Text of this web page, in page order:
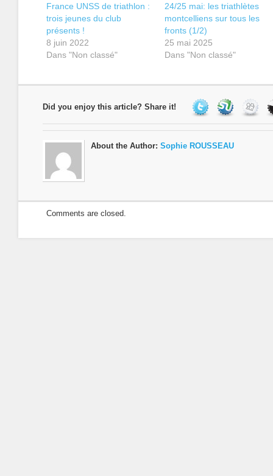
France UNSS de triathlon :
trois jeunes du club
présents !
8 juin 2022
Dans "Non classé"
24/25 mai: les triathlètes
montcelliens sur tous les
fronts (1/2)
25 mai 2025
Dans "Non classé"
Did you enjoy this article? Share it!
About the Author: Sophie ROUSSEAU
Comments are closed.